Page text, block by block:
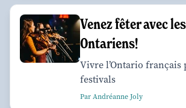
Venez fêter avec
Ontariens!
Vivre l’Ontario français
festivals
Par Andréanne Joly